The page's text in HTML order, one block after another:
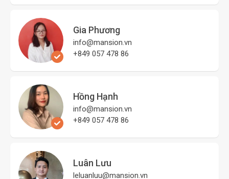
Gia Phương
info@mansion.vn
+849 057 478 86
Hồng Hạnh
info@mansion.vn
+849 057 478 86
Luân Lưu
leluanluu@mansion.vn